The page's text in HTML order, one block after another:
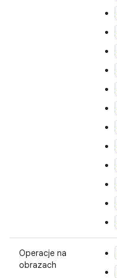
Operacje na
obrazach